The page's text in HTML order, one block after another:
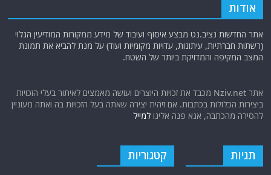
אודות
אתר החדשות נציב.נט מבצע איסוף ועיבוד של מידע ממקורות המודיעין הגלוי
(רשתות חברתיות, עיתונות, עדויות מקומיות ועוד) על מנת להביא את תמונת
המצב המקיפה והמדויקת ביותר של השטח.
אתר Nziv.net מכבד את זכויות היוצרים ועושה מאמצים לאיתור בעלי הזכויות
ביצירות הכלולות בכתבות. אם זיהית יצירה שאתה בעל הזכויות בה ואתה מעוניין
להסירה מהכתבה, אנא פנה אלינולמייל
תגיות קטגוריות